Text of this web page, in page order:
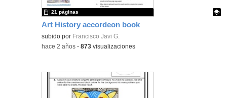
Art History accordeon book
Contenido educativo.
subido por Francisco Javi G.
21 páginas
-hace 2 años -873 visualizaciones